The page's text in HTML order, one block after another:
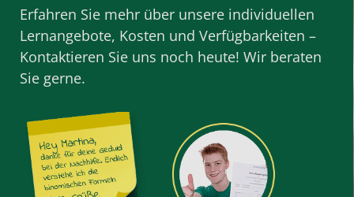
Erfahren Sie mehr über unsere individuellen
Lernangebote, Kosten und Verfügbarkeiten –
Kontaktieren Sie uns noch heute! Wir beraten
Sie gerne.